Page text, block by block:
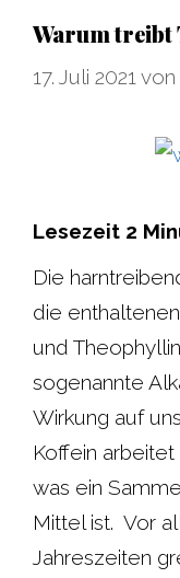
Warum treibt
17. Juli 2021 von
Lesezeit 2
Die
die
und
sogenannte
Wirkung auf
Koffein
was ein
Mittel ist. Vor
Jahreszeiten